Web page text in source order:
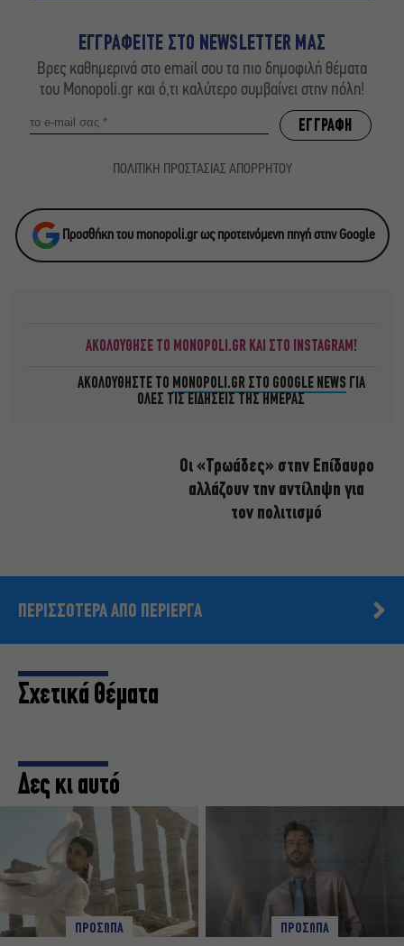
ΕΓΓΡΑΦΕΙΤΕ ΣΤΟ NEWSLETTER ΜΑΣ
Βρες καθημερινά στο email σου τα πιο δημοφιλή θέματα
του Monopoli.gr και ό,τι καλύτερο συμβαίνει στην πόλη!
ΠΟΛΙΤΙΚΗ ΠΡΟΣΤΑΣΙΑΣ ΑΠΟΡΡΗΤΟΥ
Προσθήκη του monopoli.gr ως προτεινόμενη πηγή στην Google
ΑΚΟΛΟΥΘΗΣΕ ΤΟ MONOPOLI.GR ΚΑΙ ΣΤΟ INSTAGRAM!
ΑΚΟΛΟΥΘΗΣΤΕ ΤΟ MONOPOLI.GR ΣΤΟ GOOGLE NEWS ΓΙΑ
ΟΛΕΣ ΤΙΣ ΕΙΔΗΣΕΙΣ ΤΗΣ ΗΜΕΡΑΣ
Οι «Τρωάδες» στην Επίδαυρο
αλλάζουν την αντίληψη για
τον πολιτισμό
ΠΕΡΙΣΣΟΤΕΡΑ ΑΠΟ ΠΕΡΙΕΡΓΑ
Σχετικά Θέματα
Δες κι αυτό
ΠΡΟΣΩΠΑ ΠΡΟΣΩΠΑ